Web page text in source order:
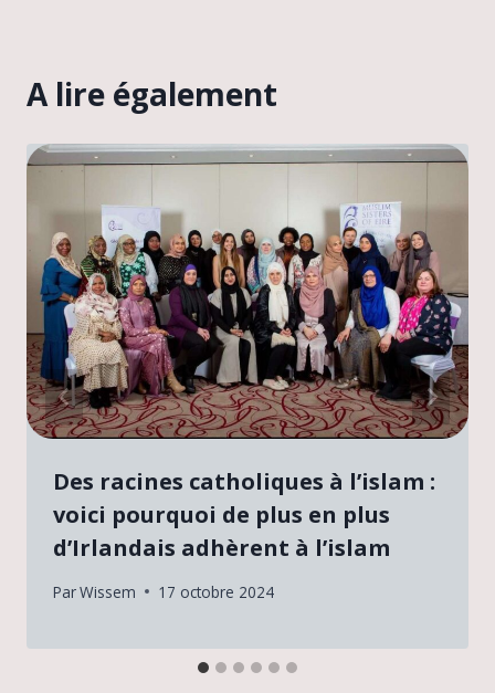
A lire également
Des racines catholiques à l’islam :
voici pourquoi de plus en plus
d’Irlandais adhèrent à l’islam
ParWissem 17 octobre 2024